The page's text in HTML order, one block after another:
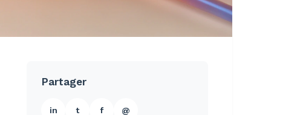
Partager
in t f @